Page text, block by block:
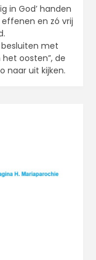
in God’ handen
en zó vrij
besluiten met
oosten”, de
naar uit kijken.